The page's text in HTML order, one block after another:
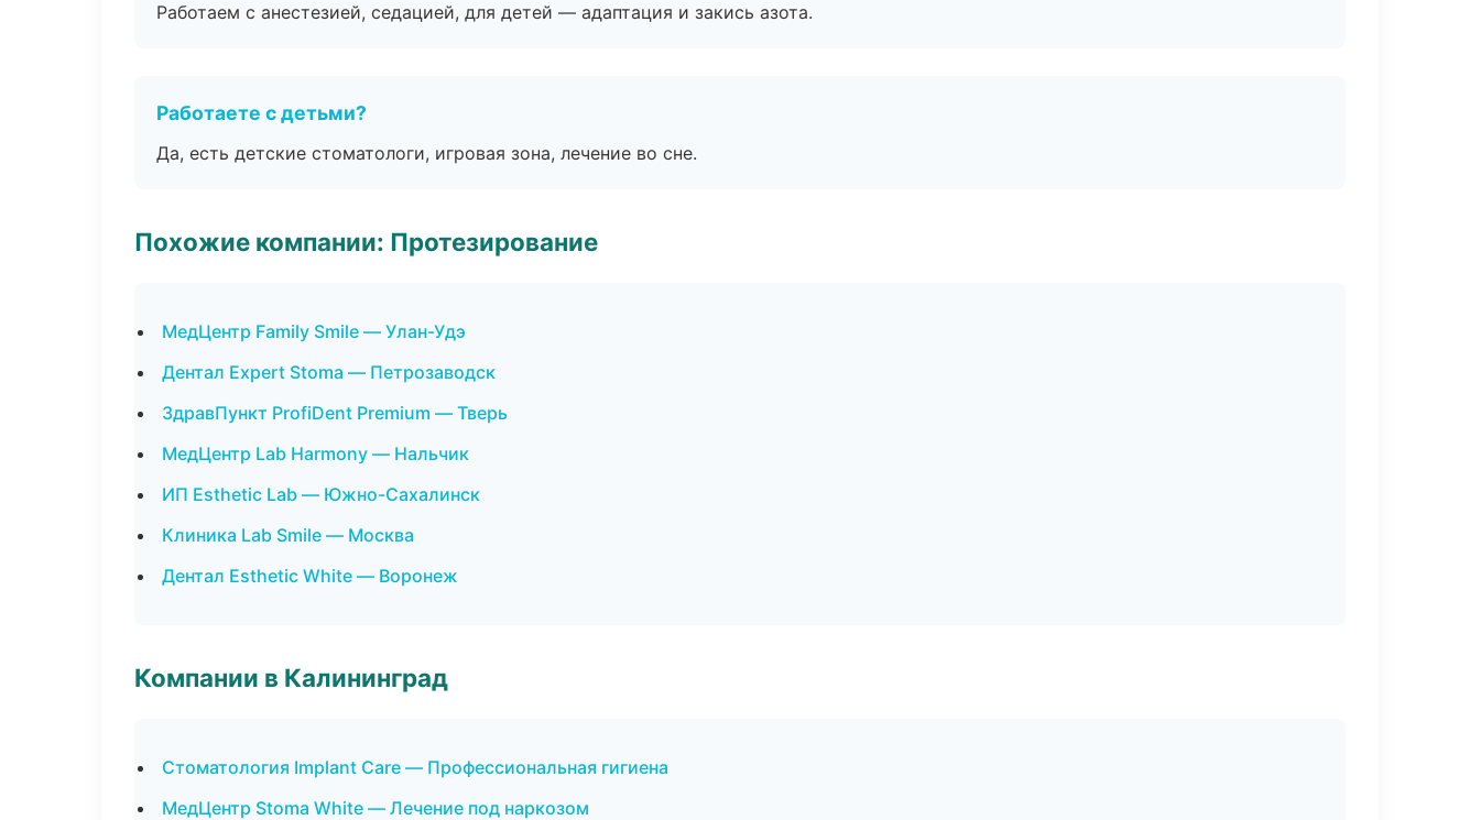
Работаем с анестезией, седацией, для детей — адаптация и закись азота.
Работаете с детьми?
Да, есть детские стоматологи, игровая зона, лечение во сне.
Похожие компании: Протезирование
МедЦентр Family Smile — Улан-Удэ
Дентал Expert Stoma — Петрозаводск
ЗдравПункт ProfiDent Premium — Тверь
МедЦентр Lab Harmony — Нальчик
ИП Esthetic Lab — Южно-Сахалинск
Клиника Lab Smile — Москва
Дентал Esthetic White — Воронеж
Компании в Калининград
Стоматология Implant Care — Профессиональная гигиена
МедЦентр Stoma White — Лечение под наркозом